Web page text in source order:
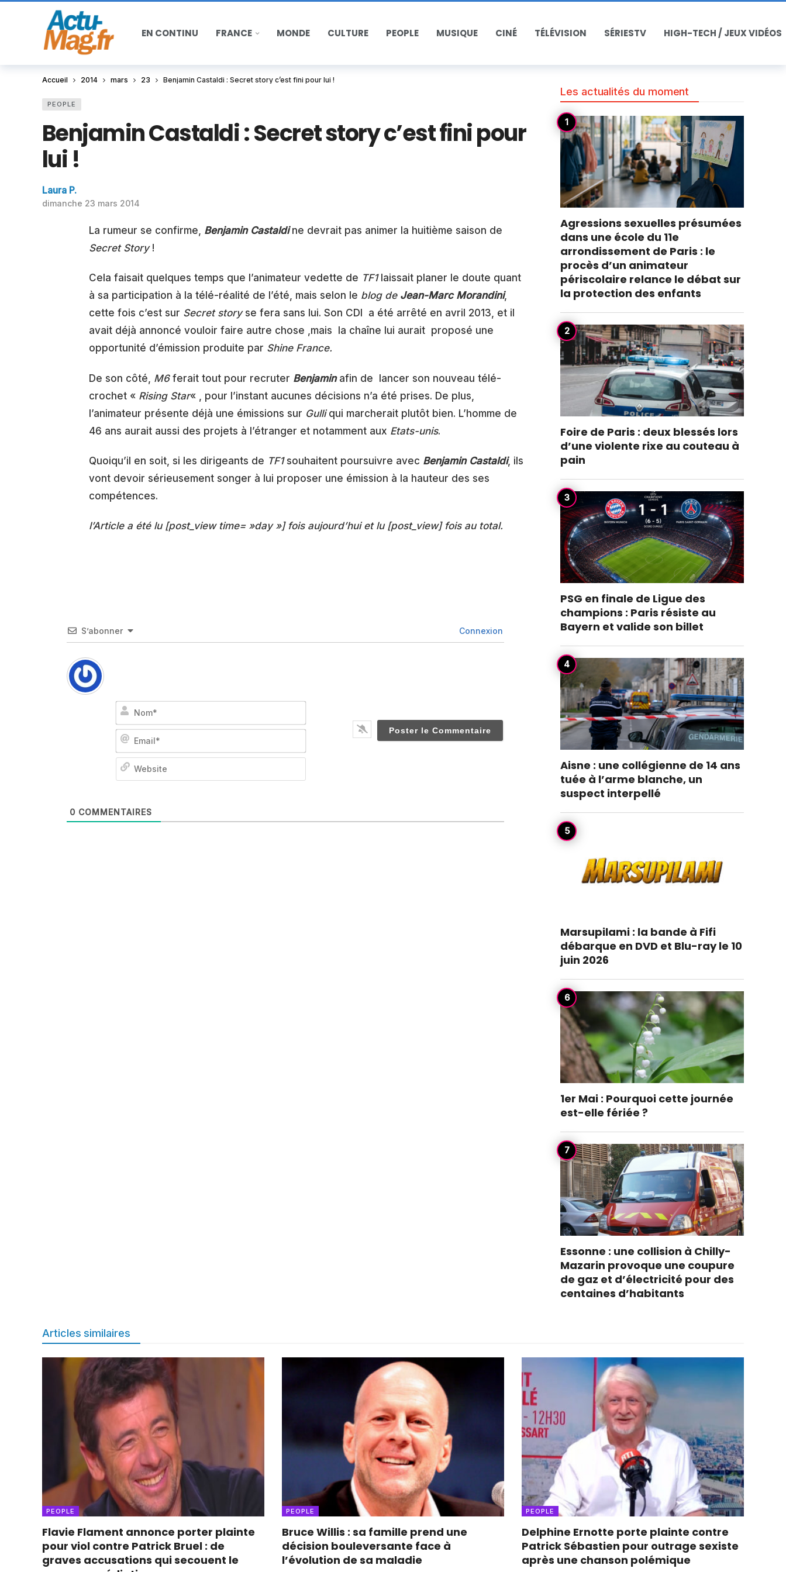
EN CONTINU FRANCE MONDE CULTURE PEOPLE MUSIQUE CINÉ TÉLÉVISION SÉRIESTV HIGH-TECH / JEUX VIDÉOS
Accueil 2014 mars 23 Benjamin Castaldi : Secret story c’est fini pour lui !
PEOPLE
Benjamin Castaldi : Secret story c’est fini pour
lui !
Laura P.
dimanche 23 mars 2014
La rumeur se confirme, Benjamin Castaldine devrait pas animer la huitième saison de
Secret Story!
Cela faisait quelques temps que l’animateur vedette de TF1laissait planer le doute quant
à sa participation à la télé-réalité de l’été, mais selon le blog de Jean-Marc Morandini,
cette fois c’est sur Secret storyse fera sans lui. Son CDI a été arrêté en avril 2013, et il
avait déjà annoncé vouloir faire autre chose ,mais la chaîne lui aurait proposé une
opportunité d’émission produite par Shine France.
De son côté, M6ferait tout pour recruter Benjaminafin de lancer son nouveau télé-
crochet « Rising Star« , pour l’instant aucunes décisions n’a été prises. De plus,
l’animateur présente déjà une émissions sur Gulliqui marcherait plutôt bien. L’homme de
46 ans aurait aussi des projets à l’étranger et notamment aux Etats-unis.
Quoiqu’il en soit, si les dirigeants de TF1souhaitent poursuivre avec Benjamin Castaldi, ils
vont devoir sérieusement songer à lui proposer une émission à la hauteur des ses
compétences.
l’Article a été lu [post_view time= »day »] fois aujourd’hui et lu [post_view] fois au total.
S’abonner Connexion
Nom*
Email*
Website
0 COMMENTAIRES
Les actualités du moment
Agressions sexuelles présumées
dans une école du 11e
arrondissement de Paris : le
procès d’un animateur
périscolaire relance le débat sur
la protection des enfants
Foire de Paris : deux blessés lors
d’une violente rixe au couteau à
pain
PSG en finale de Ligue des
champions : Paris résiste au
Bayern et valide son billet
Aisne : une collégienne de 14 ans
tuée à l’arme blanche, un
suspect interpellé
Marsupilami : la bande à Fifi
débarque en DVD et Blu-ray le 10
juin 2026
1er Mai : Pourquoi cette journée
est-elle fériée ?
Essonne : une collision à Chilly-
Mazarin provoque une coupure
de gaz et d’électricité pour des
centaines d’habitants
Articles similaires
PEOPLE
Flavie Flament annonce porter plainte
pour viol contre Patrick Bruel : de
graves accusations qui secouent le
PEOPLE
Bruce Willis : sa famille prend une
décision bouleversante face à
l’évolution de sa maladie
PEOPLE
Delphine Ernotte porte plainte contre
Patrick Sébastien pour outrage sexiste
après une chanson polémique